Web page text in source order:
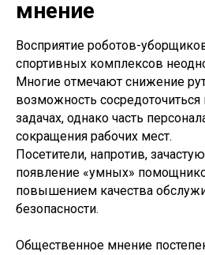
мнение
Восприятие роботов-
спортивных комплексов
Многие отмечают снижение
возможность
задачах, однако часть
сокращения рабочих мест.
Посетители, напротив,
появление «умных»
повышением качества
безопасности.
Общественное мнение